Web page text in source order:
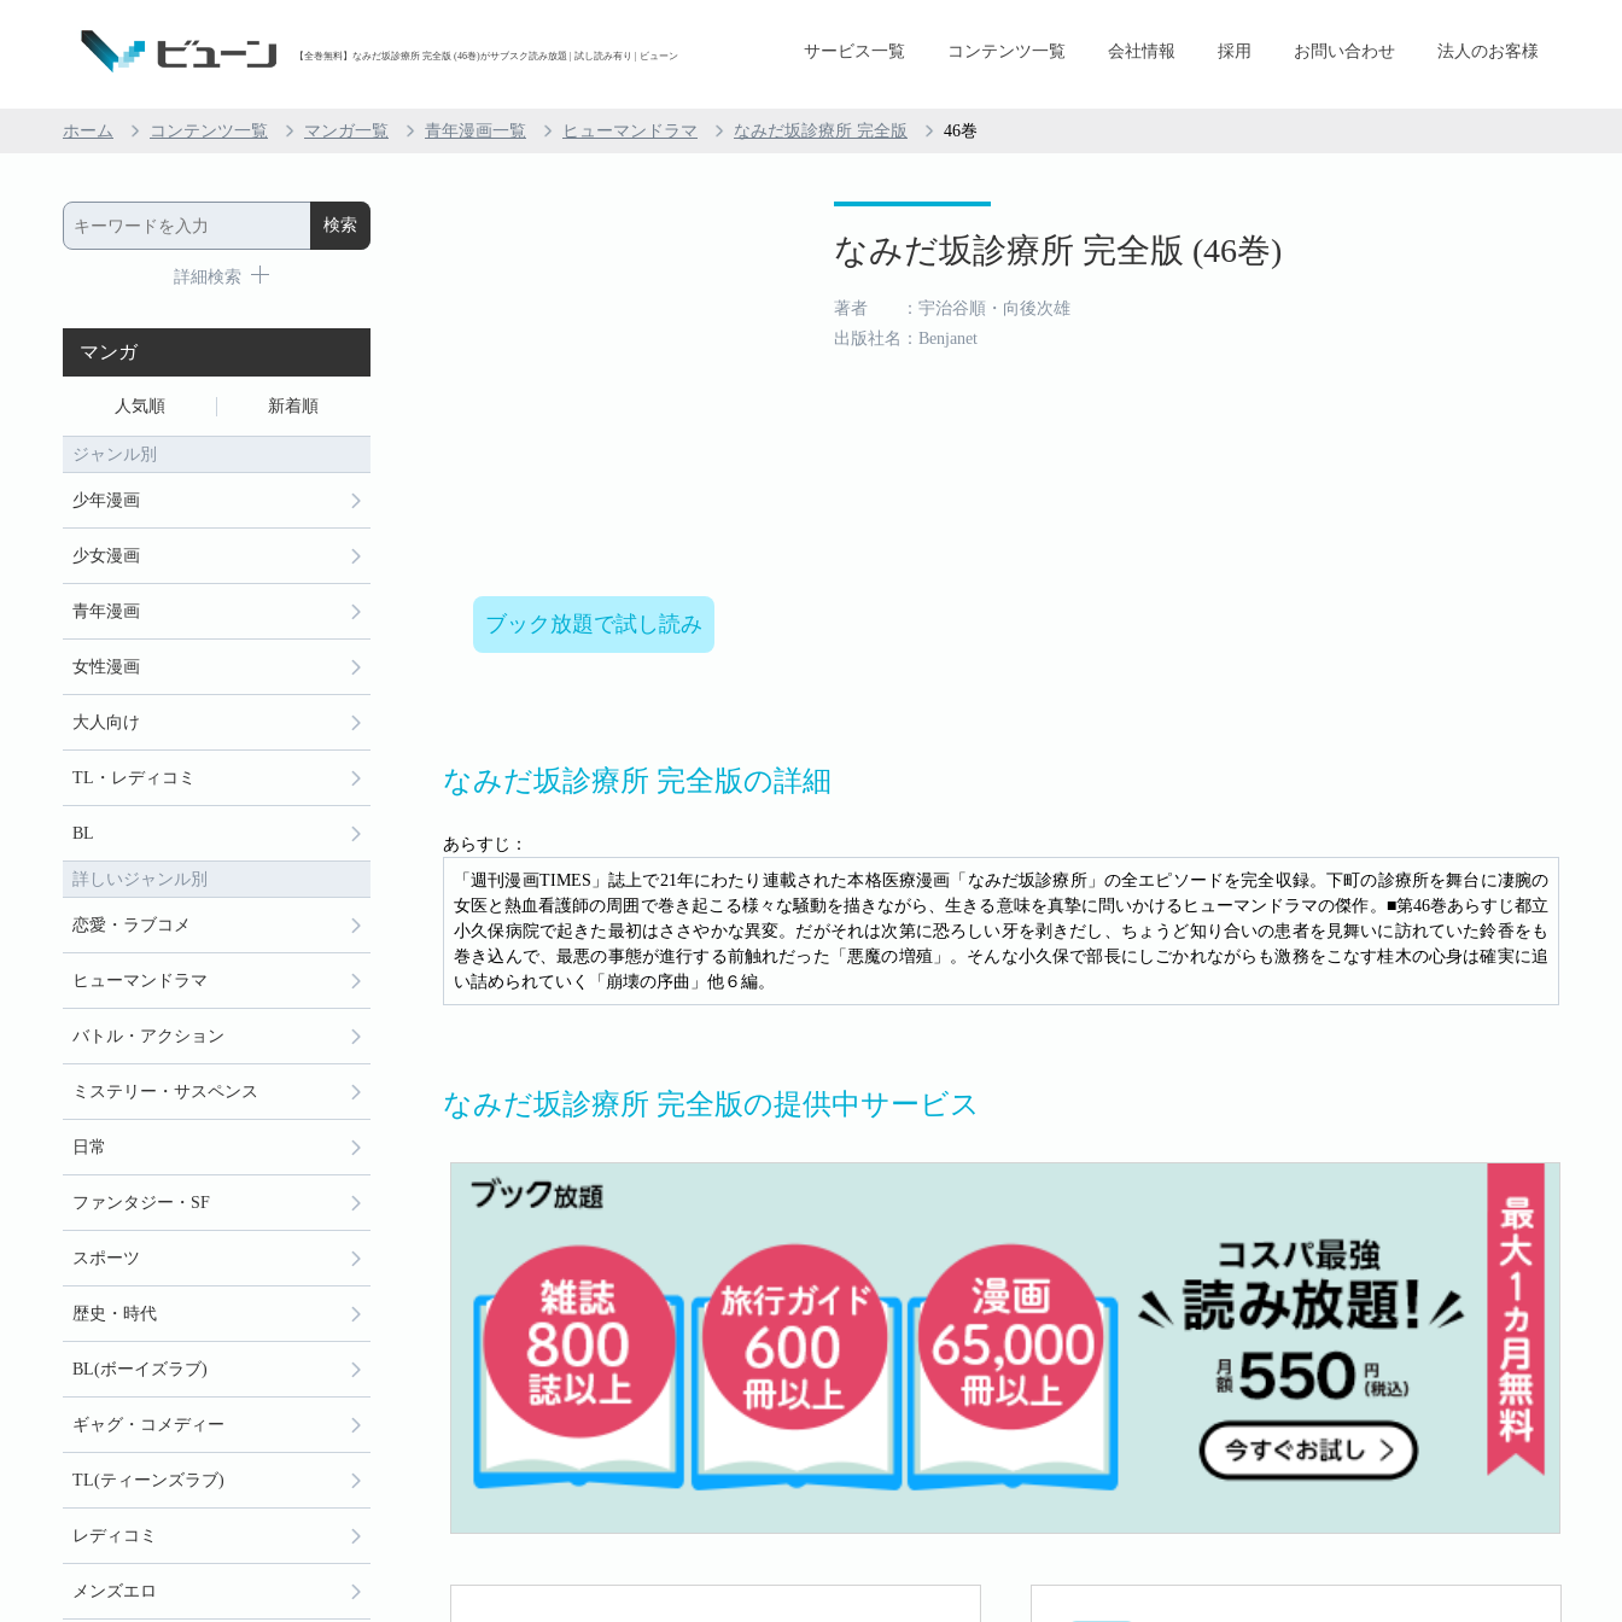
【全巻無料】なみだ坂診療所 完全版 (46巻)がサブスク読み放題 | 試し読み有り | ビューン サービス一覧 コンテンツ一覧 会社情報 採用 お問い合わせ 法人のお客様
ホーム コンテンツ一覧 マンガ一覧 青年漫画一覧 ヒューマンドラマ なみだ坂診療所 完全版 46巻
ブック放題で試し読み
なみだ坂診療所 完全版 (46巻)
著者 ：宇治谷順・向後次雄
出版社名：Benjanet
なみだ坂診療所 完全版の詳細
あらすじ：
「週刊漫画TIMES」誌上で21年にわたり連載された本格医療漫画「なみだ坂診療所」の全エピソードを完全収録。下町の診療所を舞台に凄腕の
女医と熱血看護師の周囲で巻き起こる様々な騒動を描きながら、生きる意味を真摯に問いかけるヒューマンドラマの傑作。■第46巻あらすじ都立
小久保病院で起きた最初はささやかな異変。だがそれは次第に恐ろしい牙を剥きだし、ちょうど知り合いの患者を見舞いに訪れていた鈴香をも
巻き込んで、最悪の事態が進行する前触れだった「悪魔の増殖」。そんな小久保で部長にしごかれながらも激務をこなす桂木の心身は確実に追
い詰められていく「崩壊の序曲」他６編。
なみだ坂診療所 完全版の提供中サービス
詳細検索
マンガ
人気順 新着順
ジャンル別
少年漫画
少女漫画
青年漫画
女性漫画
大人向け
TL・レディコミ
BL
詳しいジャンル別
恋愛・ラブコメ
ヒューマンドラマ
バトル・アクション
ミステリー・サスペンス
日常
ファンタジー・SF
スポーツ
歴史・時代
BL(ボーイズラブ)
ギャグ・コメディー
TL(ティーンズラブ)
レディコミ
メンズエロ